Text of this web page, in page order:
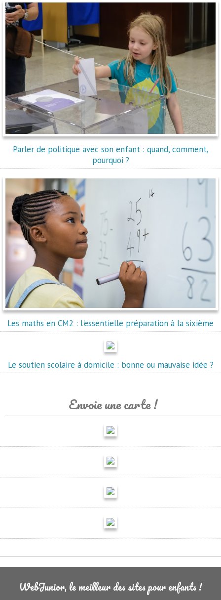
Parler de politique avec son enfant : quand, comment,
pourquoi ?
Les maths en CM2 : l'essentielle préparation à la sixième
Le soutien scolaire à domicile : bonne ou mauvaise idée ?
Envoie une carte !
WebJunior, le meilleur des sites pour enfants !